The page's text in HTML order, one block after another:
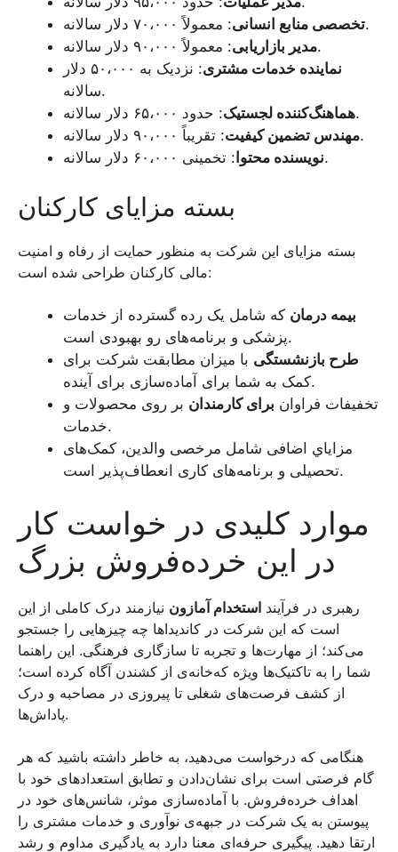
تخصصی منابع انسانی: معمولاً ۷۰،۰۰۰ دلار سالانه.
مدیر بازاریابی: معمولاً ۹۰،۰۰۰ دلار سالانه.
نماینده خدمات مشتری
: نزدیک به ۵۰،۰۰۰ دلار
سالانه.
هماهنگ‌کننده لجستیک: حدود ۶۵،۰۰۰ دلار سالانه.
مهندس تضمین کیفیت: تقریباً ۹۰،۰۰۰ دلار سالانه.
نویسنده محتوا: تخمینی ۶۰،۰۰۰ دلار سالانه.
بسته مزایای این شرکت به منظور حمایت از رفاه و امنیت
مالی کارکنان طراحی شده است:
بیمه درمان که شامل یک رده گسترده از خدمات
پزشکی و برنامه‌های رو بهبودی است.
طرح بازنشستگی با میزان مطابقت شرکت برای
کمک به شما برای آماده‌سازی برای آینده.
تخفیفات فراوان برای کارمندان بر روی محصولات و
خدمات.
مزایاي اضافی شامل مرخصی والدین، کمک‌های
تحصیلی و برنامه‌های کاری انعطاف‌پذیر است.
موارد کلیدی در خواست کار
در این خرده‌فروش بزرگ
رهبری در فرآیند استخدام آمازون نیازمند درک کاملی از این
است که این شرکت در کاندیداها چه چیزهایی را جستجو
می‌کند؛ از مهارت‌ها و تجربه تا سازگاری فرهنگی. این راهنما
شما را به تاکتیک‌ها ویژه که‌خانه‌ی از کشندن آگاه کرده است؛
از کشف فرصت‌های شغلی تا پیروزی در مصاحبه و درک
پاداش‌ها.
هنگامی که درخواست می‌دهید، به خاطر داشته باشید که هر
گام فرصتی است برای نشان‌دادن و تطابق استعداد‌های خود با
اهداف خرده‌فروش. با آماده‌سازی موثر، شانس‌های خود در
پیوستن به یک شرکت در جبهه‌ی نوآوری و خدمات مشتری را
ارتقا دهید. پیگیری حرفه‌ای معنا دارد به یادگیری مداوم و رشد